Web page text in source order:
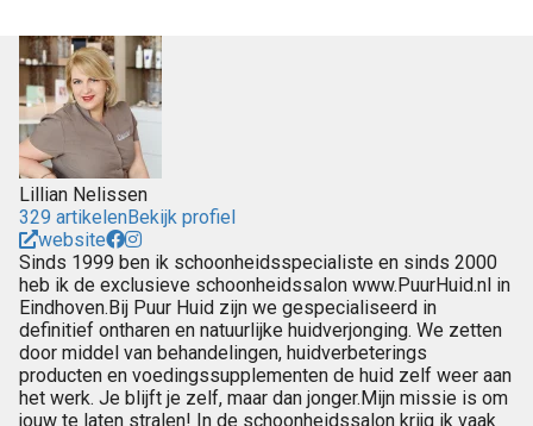
Lillian Nelissen
329 artikelenBekijk profiel
website
Sinds 1999 ben ik schoonheidsspecialiste en sinds 2000
heb ik de exclusieve schoonheidssalon www.PuurHuid.nl in
Eindhoven.Bij Puur Huid zijn we gespecialiseerd in
definitief ontharen en natuurlijke huidverjonging. We zetten
door middel van behandelingen, huidverbeterings
producten en voedingssupplementen de huid zelf weer aan
het werk. Je blijft je zelf, maar dan jonger.Mijn missie is om
jouw te laten stralen! In de schoonheidssalon krijg ik vaak